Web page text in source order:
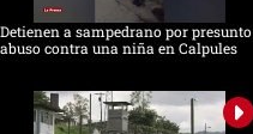
Detienen a sampedrano por presunto
abuso contra una niña en Calpules